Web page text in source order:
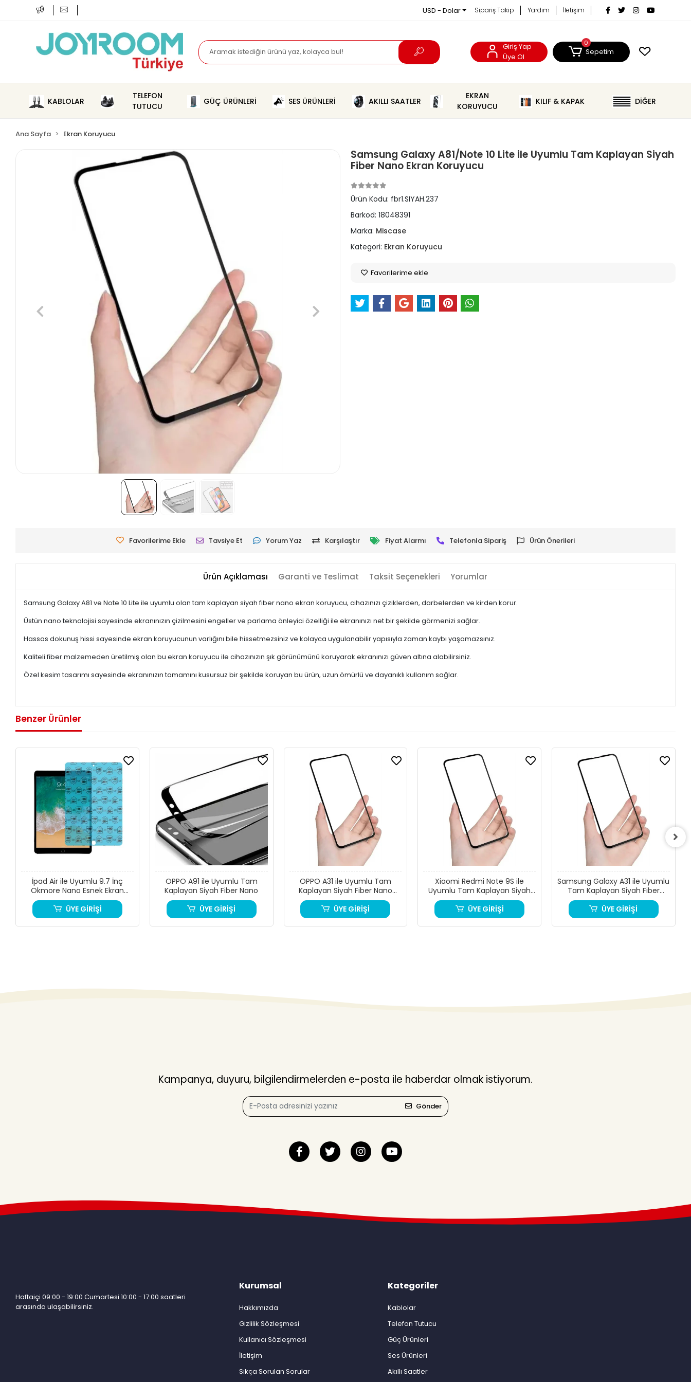
USD - Dolar Sipariş Takip Yardım İletişim
Giriş Yap
Üye Ol
0
Sepetim
KABLOLAR
TELEFON
TUTUCU
GÜÇ ÜRÜNLERİ SES ÜRÜNLERİ AKILLI SAATLER
EKRAN
KORUYUCU
KILIF & KAPAK DİĞER
Ana Sayfa Ekran Koruyucu
Samsung Galaxy A81/Note 10 Lite ile Uyumlu Tam Kaplayan Siyah
Fiber Nano Ekran Koruyucu
Ürün Kodu: fbr1.SIYAH.237
Barkod: 18048391
Marka: Miscase
Kategori: Ekran Koruyucu
Favorilerime ekle
Favorilerime Ekle Tavsiye Et Yorum Yaz Karşılaştır Fiyat Alarmı Telefonla Sipariş Ürün Önerileri
Ürün Açıklaması Garanti ve Teslimat Taksit Seçenekleri Yorumlar
Samsung Galaxy A81 ve Note 10 Lite ile uyumlu olan tam kaplayan siyah fiber nano ekran koruyucu, cihazınızı çiziklerden, darbelerden ve kirden korur.
Üstün nano teknolojisi sayesinde ekranınızın çizilmesini engeller ve parlama önleyici özelliği ile ekranınızı net bir şekilde görmenizi sağlar.
Hassas dokunuş hissi sayesinde ekran koruyucunun varlığını bile hissetmezsiniz ve kolayca uygulanabilir yapısıyla zaman kaybı yaşamazsınız.
Kaliteli fiber malzemeden üretilmiş olan bu ekran koruyucu ile cihazınızın şık görünümünü koruyarak ekranınızı güven altına alabilirsiniz.
Özel kesim tasarımı sayesinde ekranınızın tamamını kusursuz bir şekilde koruyan bu ürün, uzun ömürlü ve dayanıklı kullanım sağlar.
Benzer Ürünler
İpad Air ile Uyumlu 9.7 İnç
Okmore Nano Esnek Ekran
Koruyucu
ÜYE GİRİŞİ
OPPO A91 ile Uyumlu Tam
Kaplayan Siyah Fiber Nano
ÜYE GİRİŞİ
OPPO A31 ile Uyumlu Tam
Kaplayan Siyah Fiber Nano
Ekran Koruyucu
ÜYE GİRİŞİ
Xiaomi Redmi Note 9S ile
Uyumlu Tam Kaplayan Siyah
Fiber Nano Ekran Koruyucu
ÜYE GİRİŞİ
Samsung Galaxy A31 ile Uyumlu
Tam Kaplayan Siyah Fiber
Nano Ekran Koruyucu
ÜYE GİRİŞİ
Kampanya, duyuru, bilgilendirmelerden e-posta ile haberdar olmak istiyorum.
Gönder
Haftaiçi 09:00 - 19:00 Cumartesi 10:00 - 17:00 saatleri
arasında ulaşabilirsiniz.
Kurumsal
Hakkımızda
Gizlilik Sözleşmesi
Kullanıcı Sözleşmesi
İletişim
Sıkça Sorulan Sorular
Kategoriler
Kablolar
Telefon Tutucu
Güç Ürünleri
Ses Ürünleri
Akıllı Saatler